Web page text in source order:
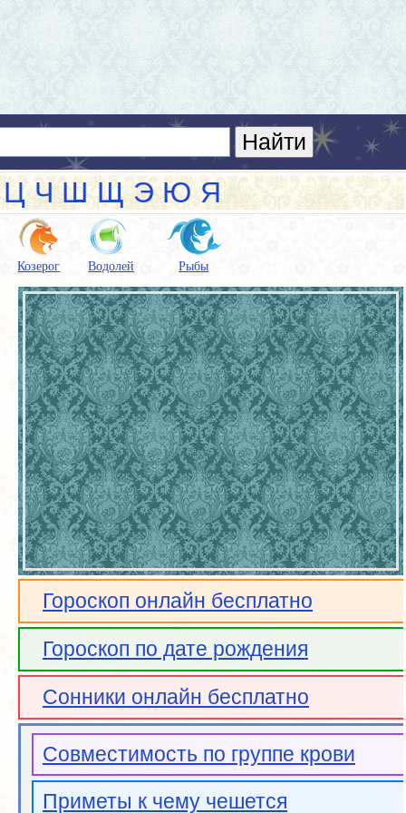
Ц Ч Ш Щ Э Ю Я
Козерог Водолей Рыбы
Гороскоп онлайн бесплатно
Гороскоп по дате рождения
Сонники онлайн бесплатно
Совместимость по группе крови
Приметы к чему чешется